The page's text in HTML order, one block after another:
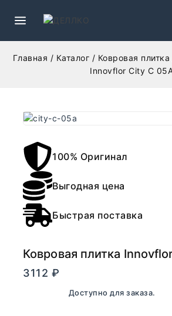
Главная / Каталог / Ковровая плитка
Innovflor City C
100% Оригинал
Выгодная цена
Быстрая поставка
Ковровая плитка
3112 ₽
В наличии. Доступно для заказа.